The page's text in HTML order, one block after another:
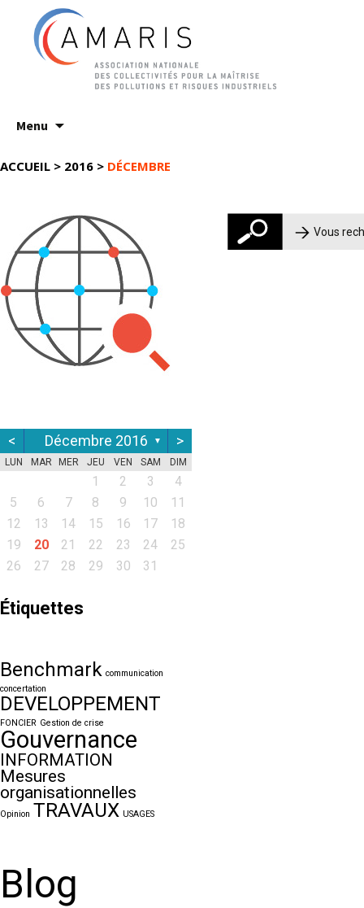
Menu
au
ACCUEIL > 2016 > DÉCEMBRE
Rechercher :
< Décembre 2016 ▼ >
LUN MAR MER JEU VEN SAM DIM
1 2 3
4
5
6 7 8 9 10
11
12
13 14 15 16 17
18
19
20 21 22 23 24
25
26
27 28 29 30 31
Étiquettes
Benchmark communication
concertation
DEVELOPPEMENT
FONCIER Gestion de crise
Gouvernance
INFORMATION
Mesures
organisationnelles
Opinion TRAVAUX USAGES
Blog